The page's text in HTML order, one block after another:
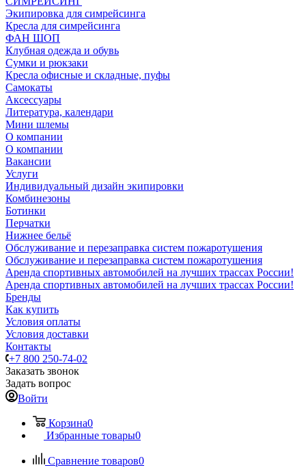
Экипировка для симрейсинга
Кресла для симрейсинга
ФАН ШОП
Клубная одежда и обувь
Сумки и рюкзаки
Кресла офисные и складные, пуфы
Самокаты
Аксессуары
Литература, календари
Мини шлемы
О компании
О компании
Вакансии
Услуги
Индивидуальный дизайн экипировки
Комбинезоны
Ботинки
Перчатки
Нижнее бельё
Обслуживание и перезаправка систем пожаротушения
Обслуживание и перезаправка систем пожаротушения
Аренда спортивных автомобилей на лучших трассах России!
Аренда спортивных автомобилей на лучших трассах России!
Бренды
Как купить
Условия оплаты
Условия доставки
Контакты
+7 800 250-74-02
Заказать звонок
Задать вопрос
Войти
Корзина0
Избранные товары0
Сравнение товаров0